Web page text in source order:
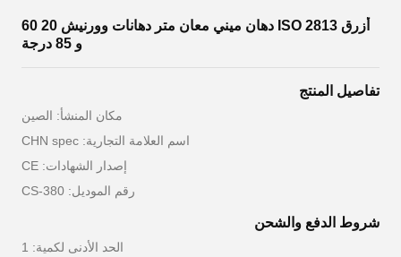
أزرق ISO 2813 دهان ميني معان متر دهانات وورنيش 20 60
و 85 درجة
تفاصيل المنتج
مكان المنشأ: الصين
اسم العلامة التجارية: CHN spec
إصدار الشهادات: CE
رقم الموديل: CS-380
شروط الدفع والشحن
الحد الأدنى لكمية: 1